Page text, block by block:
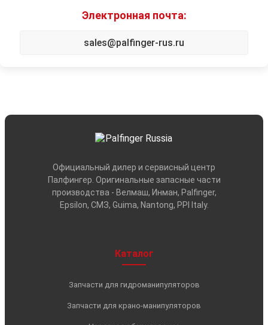
Электронная почта:
sales@palfinger-rus.ru